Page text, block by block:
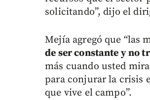
solicitando”, dijo el
Mejía agregó que “las
de ser constante y no
más cuando usted
para conjurar la crisis
que vive el campo”.